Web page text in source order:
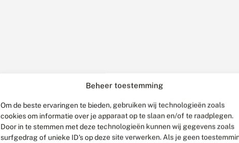
Beheer toestemming
Om de beste ervaringen te bieden, gebruiken wij technologieën zoals
cookies om informatie over je apparaat op te slaan en/of te raadplegen.
Door in te stemmen met deze technologieën kunnen wij gegevens zoals
surfgedrag of unieke ID's op deze site verwerken. Als je geen